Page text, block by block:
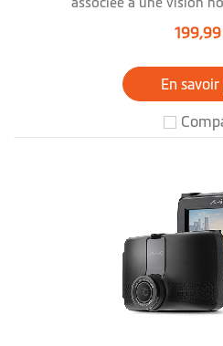
En